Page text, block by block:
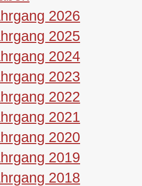
2026
2025
2024
2023
2022
2021
2020
2019
2018